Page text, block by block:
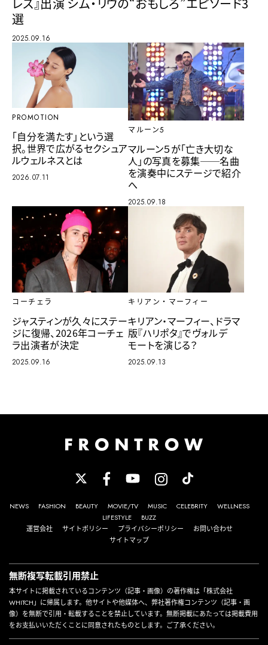
選
2025.09.16
PROMOTION
「自分を満たす」という選
択。世界で広がるセクシュア
ルウェルネスとは
2026.07.11
マルーン5
マルーン５が「亡き大切な
人」の写真を募集──名曲
を演奏中にステージで紹介
へ
2025.09.18
コーチェラ
ジャスティンが久々にステー
ジに復帰、2026年コーチェ
ラ出演者が決定
2025.09.16
キリアン・マーフィー
キリアン・マーフィー、ドラマ
版『ハリポタ』でヴォルデ
モートを演じる？
2025.09.13
NEWS FASHION BEAUTY MOVIE/TV MUSIC CELEBRITY
WELLNESS
LIFESTYLE
BUZZ
運営会社
サイトポリシー プライバシーポリシー
お問い合わせ
サイトマップ
無断複写転載引用禁止
本サイトに掲載されているコンテンツ（記事・画像）の著作権は「株式会社
WHITCH」に帰属します。他サイトや他媒体へ、弊社著作権コンテンツ（記事・画
像）を無断で引用・転載することを禁止しています。無断掲載にあたっては掲載費用
をお支払いいただくことに同意されたものとします。ご了承ください。